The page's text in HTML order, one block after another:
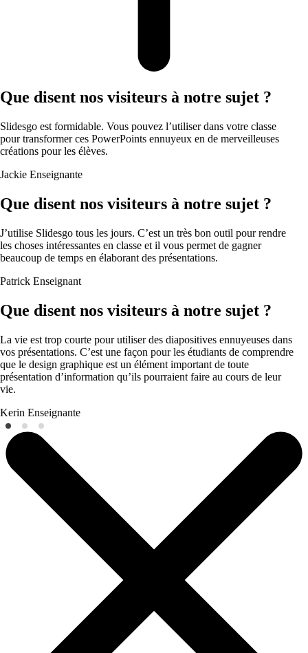
Que disent nos visiteurs à notre sujet ?
Slidesgo est formidable. Vous pouvez l’utiliser dans votre classe
pour transformer ces PowerPoints ennuyeux en de merveilleuses
créations pour les élèves.
Jackie Enseignante
Que disent nos visiteurs à notre sujet ?
J’utilise Slidesgo tous les jours. C’est un très bon outil pour rendre
les choses intéressantes en classe et il vous permet de gagner
beaucoup de temps en élaborant des présentations.
Patrick Enseignant
Que disent nos visiteurs à notre sujet ?
La vie est trop courte pour utiliser des diapositives ennuyeuses dans
vos présentations. C’est une façon pour les étudiants de comprendre
que le design graphique est un élément important de toute
présentation d’information qu’ils pourraient faire au cours de leur
vie.
Kerin Enseignante